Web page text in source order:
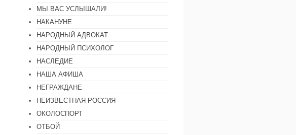
МЫ ВАС УСЛЫШАЛИ!
НАКАНУНЕ
НАРОДНЫЙ АДВОКАТ
НАРОДНЫЙ ПСИХОЛОГ
НАСЛЕДИЕ
НАША АФИША
НЕГРАЖДАНЕ
НЕИЗВЕСТНАЯ РОССИЯ
ОКОЛОСПОРТ
ОТБОЙ